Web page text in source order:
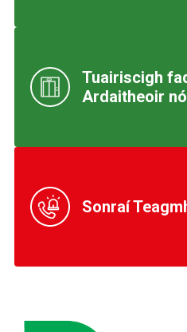
Tuairiscigh
Ardaitheoir
Sonraí